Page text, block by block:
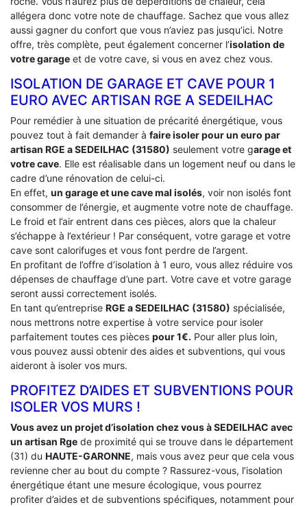
allégera donc votre note de chauffage. Sachez que vous allez
aussi gagner du confort que vous n’aviez pas jusqu’ici. Notre
offre, très complète, peut également concerner l’isolation de
votre garage et de votre cave, si vous en avez chez vous.
ISOLATION DE GARAGE ET CAVE POUR 1
EURO AVEC ARTISAN RGE A SEDEILHAC
Pour remédier à une situation de précarité énergétique, vous
pouvez tout à fait demander à faire isoler pour un euro par
artisan RGE a SEDEILHAC (31580) seulement votre garage et
votre cave. Elle est réalisable dans un logement neuf ou dans le
cadre d’une rénovation de celui-ci.
En effet, un garage et une cave mal isolés, voir non isolés font
consommer de l’énergie, et augmente votre note de chauffage.
Le froid et l’air entrent dans ces pièces, alors que la chaleur
s’échappe à l’extérieur ! Par conséquent, votre garage et votre
cave sont calorifuges et vous font perdre de l’argent.
En profitant de l’offre d’isolation à 1 euro, vous allez réduire vos
dépenses de chauffage d’une part. Votre cave et votre garage
seront aussi correctement isolés.
En tant qu’entreprise RGE a SEDEILHAC (31580) spécialisée,
nous mettrons notre expertise à votre service pour isoler
parfaitement toutes ces pièces pour 1€. Pour aller plus loin,
vous pouvez aussi obtenir des aides et subventions, qui vous
aideront à isoler vos murs.
PROFITEZ D’AIDES ET SUBVENTIONS POUR
ISOLER VOS MURS !
Vous avez un projet d’isolation chez vous à SEDEILHAC avec
un artisan Rge de proximité qui se trouve dans le département
(31) du HAUTE-GARONNE, mais vous avez peur que cela vous
revienne cher au bout du compte ? Rassurez-vous, l’isolation
énergétique étant une mesure écologique, vous pourrez
profiter d’aides et de subventions spécifiques, notamment pour